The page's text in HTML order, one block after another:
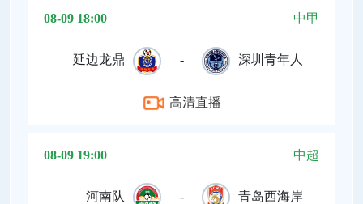
08-09 18:00 中甲
延边龙鼎 - 深圳青年人
高清直播
08-09 19:00 中超
河南队 - 青岛西海岸